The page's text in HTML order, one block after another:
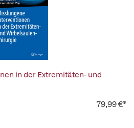
in der Extremitäten- und
79,99 €*